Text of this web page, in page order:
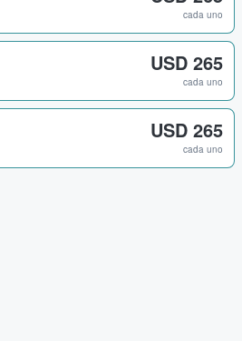
cada uno
USD 265
cada uno
USD 265
cada uno